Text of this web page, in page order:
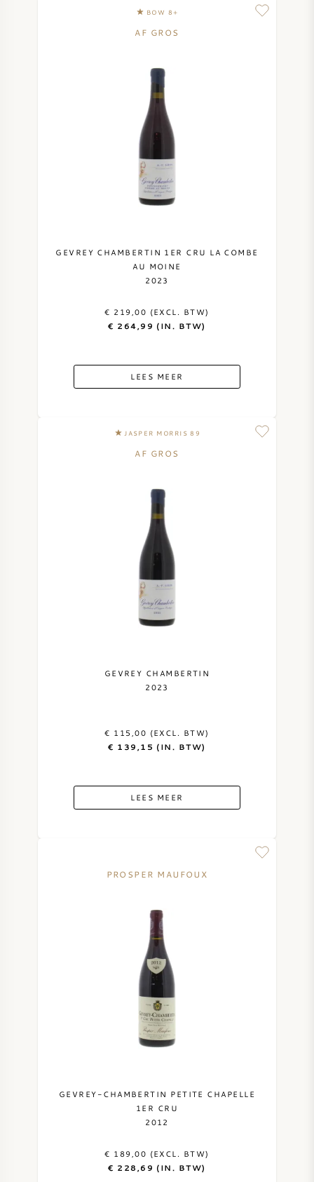
BOW 8+
AF GROS
GEVREY CHAMBERTIN 1ER CRU LA COMBE
AU MOINE
2023
€ 219,00 (EXCL. BTW)
€ 264,99 (IN. BTW)
LEES MEER
JASPER MORRIS 89
AF GROS
GEVREY CHAMBERTIN
2023
€ 115,00 (EXCL. BTW)
€ 139,15 (IN. BTW)
LEES MEER
PROSPER MAUFOUX
GEVREY-CHAMBERTIN PETITE CHAPELLE
1ER CRU
2012
€ 189,00 (EXCL. BTW)
€ 228,69 (IN. BTW)